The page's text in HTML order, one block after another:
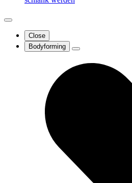
Close
Bodyforming